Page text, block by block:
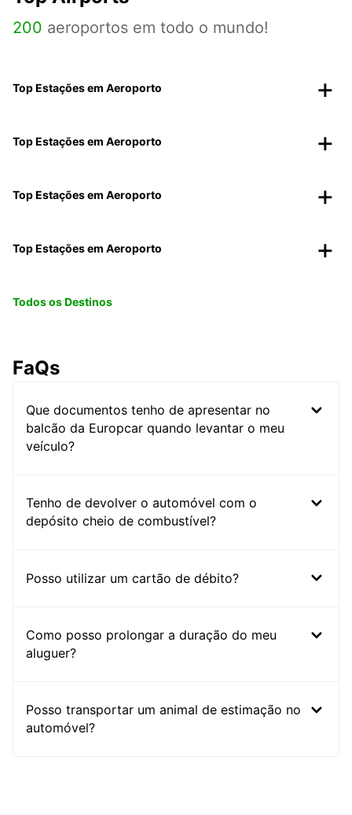
200 aeroportos em todo o mundo!
Top Estações em Aeroporto
Top Estações em Aeroporto
Top Estações em Aeroporto
Top Estações em Aeroporto
Todos os Destinos
FaQs
Que documentos tenho de apresentar no
balcão da Europcar quando levantar o meu
veículo?
Tenho de devolver o automóvel com o
depósito cheio de combustível?
Posso utilizar um cartão de débito?
Como posso prolongar a duração do meu
aluguer?
Posso transportar um animal de estimação no
automóvel?